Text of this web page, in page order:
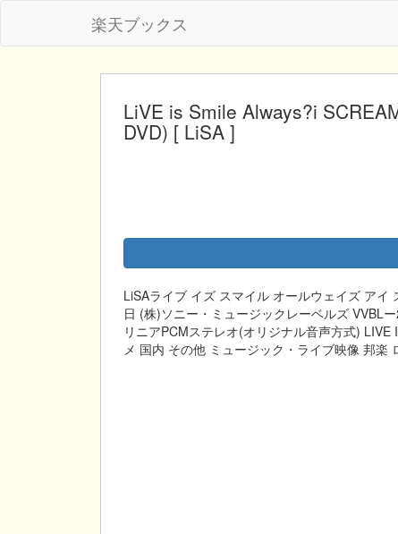
楽天ブックス
LiVE is Smile Always?i
DVD) [ LiSA ]
LiSAライブ イズ スマイル オールウェイズ ア
日 (株)ソニー・ミュージックレーベルズ VVBL
リニアPCMステレオ(オリジナル音声方式) LIVE
メ 国内 その他 ミュージック・ライブ映像 邦楽